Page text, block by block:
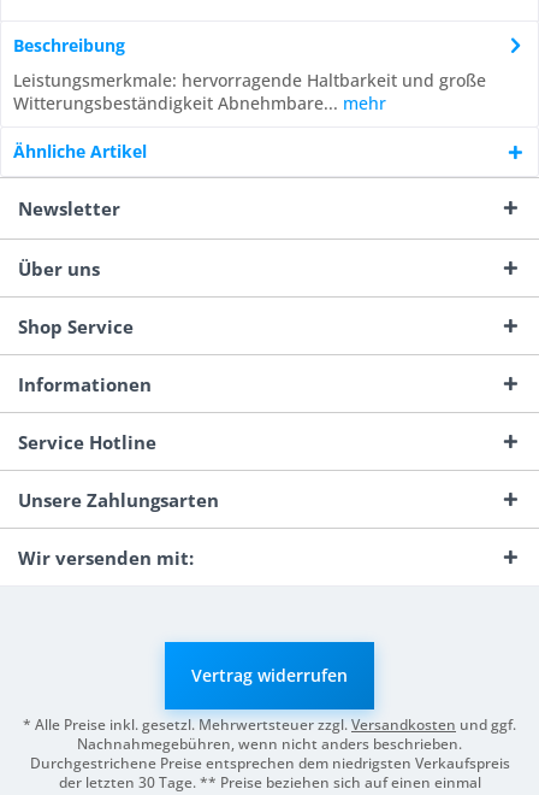
Beschreibung
Leistungsmerkmale: hervorragende Haltbarkeit und große
Witterungsbeständigkeit Abnehmbare... mehr
Ähnliche Artikel
Newsletter
Über uns
Shop Service
Informationen
Service Hotline
Unsere Zahlungsarten
Wir versenden mit:
Vertrag widerrufen
* Alle Preise inkl. gesetzl. Mehrwertsteuer zzgl.Versandkosten und ggf.
Nachnahmegebühren, wenn nicht anders beschrieben.
Durchgestrichene Preise entsprechen dem niedrigsten Verkaufspreis
der letzten 30 Tage. ** Preise beziehen sich auf einen einmal